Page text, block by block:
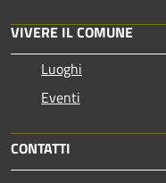
VIVERE IL COMUNE
Luoghi
Eventi
CONTATTI